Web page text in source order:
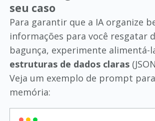
seu caso
Para garantir que a IA organize
informações para você resgatar
bagunça, experimente alimentá-
estruturas de dados claras
Veja um exemplo de prompt
memória: